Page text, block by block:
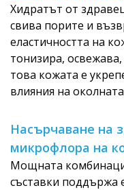
Хидратът от
свива порите и
еластичността на
тонизира,
това кожата е
влияния на
Насърчаване на
микрофлора на
Мощната
съставки поддържа